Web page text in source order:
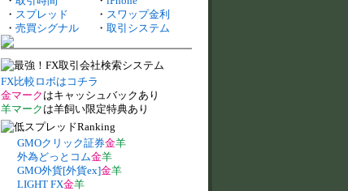
・ スプレッド ・ スワップ金利
・ 売買シグナル ・ 取引システム
FX比較ロボはコチラ
金マーク はキャッシュバックあり
羊マーク は羊飼い限定特典あり
GMOクリック証券金羊
外為どっとコム金羊
GMO外貨[外貨ex]金羊
LIGHT FX金羊